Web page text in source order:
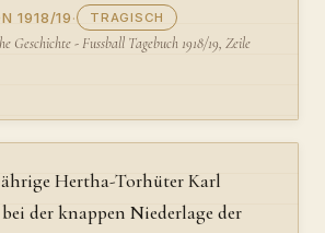
1918/19· TRAGISCH
Geschichte - Fussball Tagebuch 1918/19, Zeile
Hertha-Torhüter Karl
der knappen Niederlage der